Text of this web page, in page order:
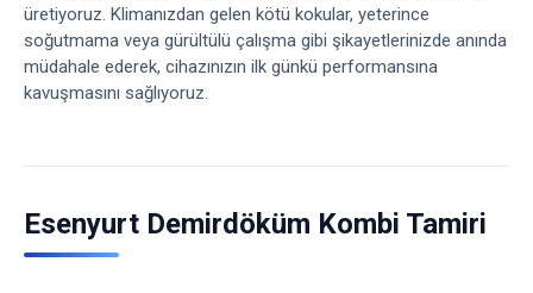
üretiyoruz. Klimanızdan gelen kötü kokular, yeterince
soğutmama veya gürültülü çalışma gibi şikayetlerinizde anında
müdahale ederek, cihazınızın ilk günkü performansına
kavuşmasını sağlıyoruz.
Esenyurt Demirdöküm Kombi Tamiri